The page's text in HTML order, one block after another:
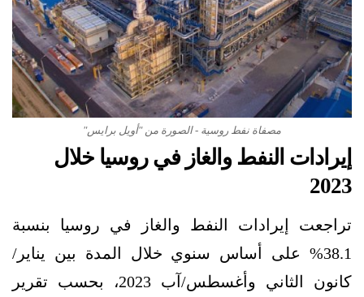
مصفاة نفط روسية - الصورة من "أويل برايس"
إيرادات النفط والغاز في روسيا خلال
2023
تراجعت إيرادات النفط والغاز في روسيا بنسبة
38.1% على أساس سنوي خلال المدة بين يناير/
كانون الثاني وأغسطس/آب 2023، بحسب تقرير